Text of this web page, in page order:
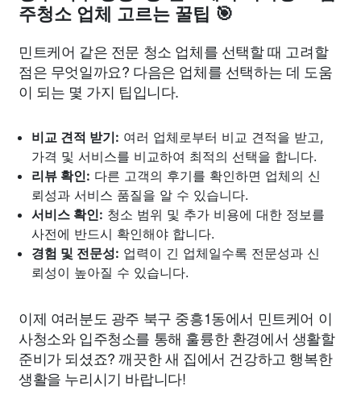
주청소 업체 고르는 꿀팁 🎯
민트케어 같은 전문 청소 업체를 선택할 때 고려할
점은 무엇일까요? 다음은 업체를 선택하는 데 도움
이 되는 몇 가지 팁입니다.
비교 견적 받기: 여러 업체로부터 비교 견적을 받고,
가격 및 서비스를 비교하여 최적의 선택을 합니다.
리뷰 확인: 다른 고객의 후기를 확인하면 업체의 신
뢰성과 서비스 품질을 알 수 있습니다.
서비스 확인: 청소 범위 및 추가 비용에 대한 정보를
사전에 반드시 확인해야 합니다.
경험 및 전문성: 업력이 긴 업체일수록 전문성과 신
뢰성이 높아질 수 있습니다.
이제 여러분도 광주 북구 중흥1동에서 민트케어 이
사청소와 입주청소를 통해 훌륭한 환경에서 생활할
준비가 되셨죠? 깨끗한 새 집에서 건강하고 행복한
생활을 누리시기 바랍니다!